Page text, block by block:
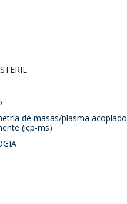
de masas/plasma acoplado
(icp-ms)